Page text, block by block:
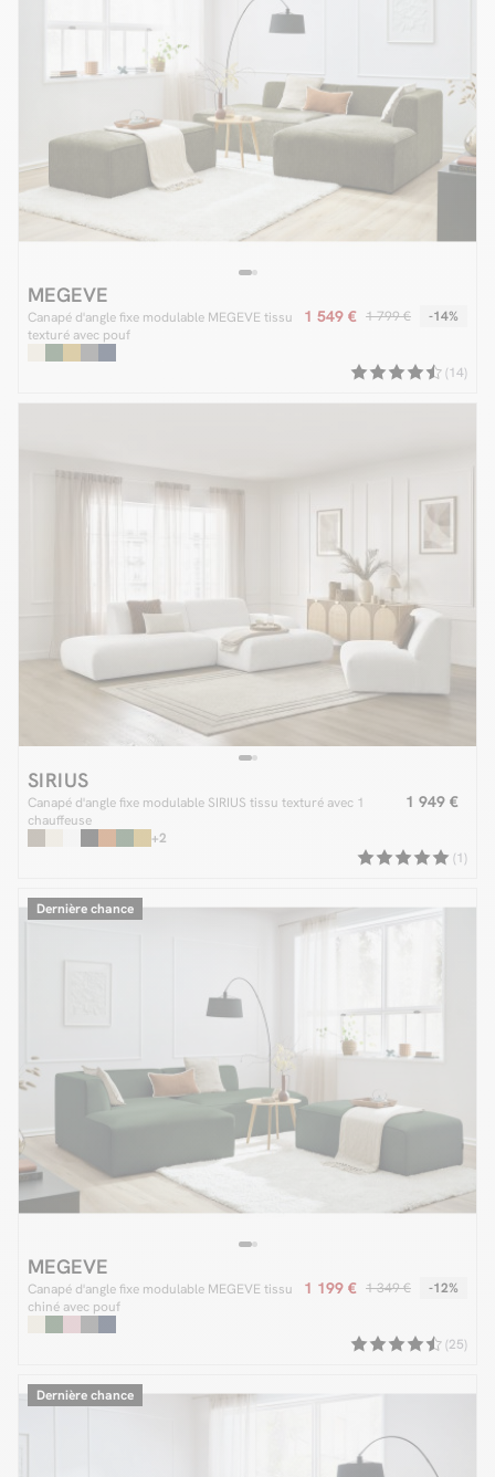
MEGEVE
Canapé d'angle fixe modulable MEGEVE tissu
texturé avec pouf
1 549 € 1 799 € -14%
(14)
SIRIUS
Canapé d'angle fixe modulable SIRIUS tissu texturé avec 1
chauffeuse
1 949 €
+2
(1)
Dernière chance
MEGEVE
Canapé d'angle fixe modulable MEGEVE tissu
chiné avec pouf
1 199 € 1 349 € -12%
(25)
Dernière chance